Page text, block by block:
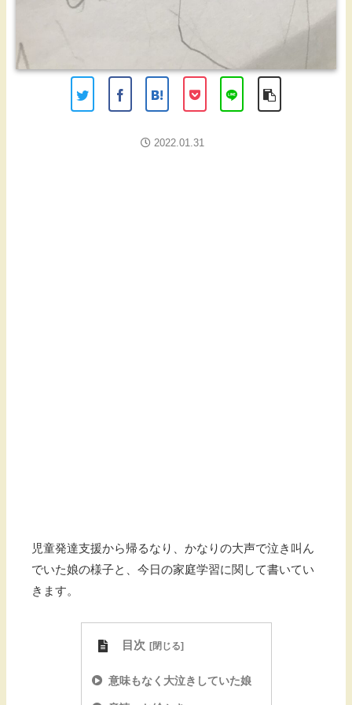
2022.01.31
児童発達支援から帰るなり、かなりの大声で泣き叫ん
でいた娘の様子と、今日の家庭学習に関して書いてい
きます。
目次
意味もなく大泣きしていた娘